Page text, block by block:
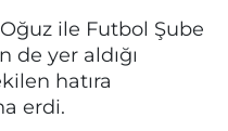
ile Futbol Şube
de yer aldığı
hatıra
erdi.